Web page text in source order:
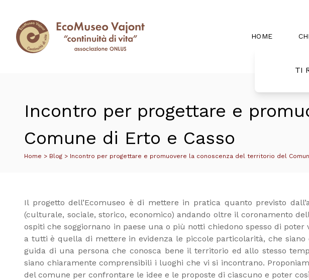
HOME
TI
Incontro per progettare e
Comune di Erto e Casso
Home > Blog > Incontro per progettare e promuovere la conoscenza del territorio del
Il progetto dell’Ecomuseo è di mettere in pratica quanto previsto
(culturale, sociale, storico, economico) andando oltre il coronamento
ospiti che soggiornano in paese una o più notti chiedono spesso di
a tutti è quella di mettere in evidenza le piccole particolarità, che
guida di una persona che conosca bene il territorio ed allo stesso
siano chiaramente comprensibili i luoghi che vi si incontrano.
del comune per confrontare le idee e le proposte di ciascuno e poter